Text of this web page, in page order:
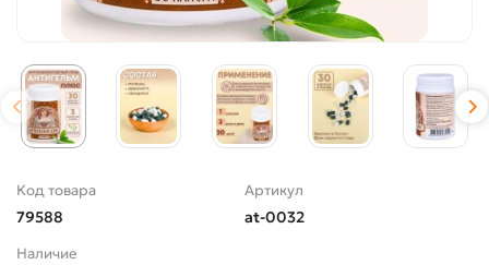
Код товара
79588
Артикул
at-0032
Наличие